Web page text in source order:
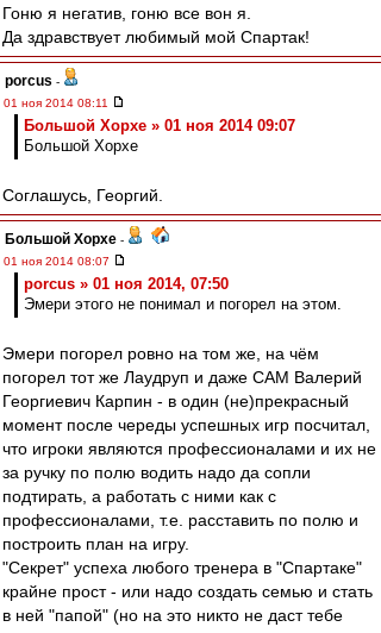
Гоню я негатив, гоню все вон я.
Да здравствует любимый мой Спартак!
porcus -
01 ноя 2014 08:11
Большой Хорхе » 01 ноя 2014 09:07
Большой Хорхе
Соглашусь, Георгий.
Большой Хорхе -
01 ноя 2014 08:07
porcus » 01 ноя 2014, 07:50
Эмери этого не понимал и погорел на этом.
Эмери погорел ровно на том же, на чём
погорел тот же Лаудруп и даже САМ Валерий
Георгиевич Карпин - в один (не)прекрасный
момент после череды успешных игр посчитал,
что игроки являются профессионалами и их не
за ручку по полю водить надо да сопли
подтирать, а работать с ними как с
профессионалами, т.е. расставить по полю и
построить план на игру.
"Секрет" успеха любого тренера в "Спартаке"
крайне прост - или надо создать семью и стать
в ней "папой" (но на это никто не даст тебе